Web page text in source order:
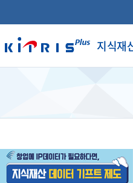
지식재